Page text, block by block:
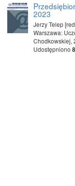
2023
Jerzy Telep
Warszawa:
Chodkowskiej,
Udostępniono